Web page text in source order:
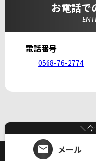
今
メール
応募者等の個人情報
について、個人情報の
法令、及び本プライバ
応募者等の個人情報を
及び毀損から保護する
ます。
6. Cookieについて
本ウェブサイトでは
Googleアナリティク
ためにCookieを使用
タは匿名で収集されて
りません。この機能
拒否することが出来ま
8. プライバシーポリシ
お電話で
電話番号
0568-76-2774
Copyright (C) ホームランデ